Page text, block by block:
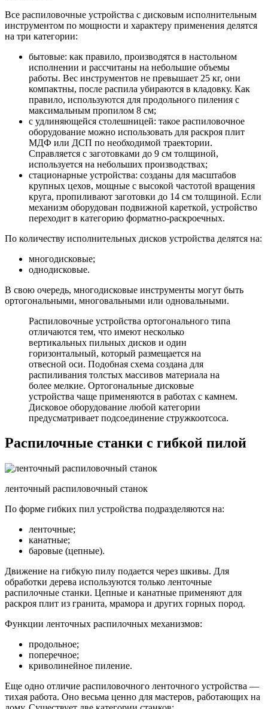
Все распиловочные устройства с дисковым исполнительным
инструментом по мощности и характеру применения делятся
на три категории:
бытовые: как правило, производятся в настольном
исполнении и рассчитаны на небольшие объемы
работы. Вес инструментов не превышает 25 кг, они
компактны, после распила убираются в кладовку. Как
правило, используются для продольного пиления с
максимальным пропилом 8 см;
с удлиняющейся столешницей: такое распиловочное
оборудование можно использовать для раскроя плит
МДФ или ДСП по необходимой траектории.
Справляется с заготовками до 9 см толщиной,
используется на небольших производствах;
стационарные устройства: созданы для масштабов
крупных цехов, мощные с высокой частотой вращения
круга, пропиливают заготовки до 14 см толщиной. Если
механизм оборудован подвижной кареткой, устройство
переходит в категорию форматно-раскроечных.
По количеству исполнительных дисков устройства делятся на:
многодисковые;
однодисковые.
В свою очередь, многодисковые инструменты могут быть
ортогональными, многовальными или одновальными.
Распиловочные устройства ортогонального типа
отличаются тем, что имеют несколько
вертикальных пильных дисков и один
горизонтальный, который размещается на
отвесной оси. Подобная схема создана для
распиливания толстых массивов материала на
более мелкие. Ортогональные дисковые
устройства чаще применяются в работах с камнем.
Дисковое оборудование любой категории
предусматривает подсоединение стружкоотсоса.
Распилочные станки с гибкой пилой
ленточный распиловочный станок
По форме гибких пил устройства подразделяются на:
ленточные;
канатные;
баровые (цепные).
Движение на гибкую пилу подается через шкивы. Для
обработки дерева используются только ленточные
распилочные станки. Цепные и канатные применяют для
раскроя плит из гранита, мрамора и других горных пород.
Функции ленточных распилочных механизмов:
продольное;
поперечное;
криволинейное пиление.
Еще одно отличие распиловочного ленточного устройства —
тихая работа. Оно весьма ценно для мастеров, работающих на